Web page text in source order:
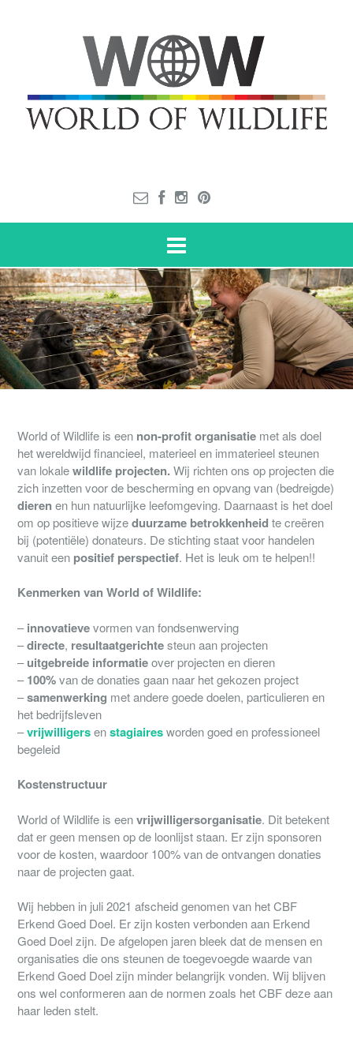
World of Wildlife is een non-profit organisatie met als doel
het wereldwijd financieel, materieel en immaterieel steunen
van lokalewildlife projecten.Wij richten ons op projecten die
zich inzetten voor de bescherming en opvang van (bedreigde)
dierenen hun natuurlijke leefomgeving. Daarnaast is het doel
om op positieve wijzeduurzame betrokkenheid te creëren
bij (potentiële) donateurs. De stichting staat voor handelen
vanuit een positief perspectief. Het is leuk om te helpen!!
Kenmerken van World of Wildlife:
–innovatievevormen van fondsenwerving
–directe, resultaatgerichtesteun aan projecten
–uitgebreide informatieover projecten en dieren
–100%van de donaties gaan naar het gekozen project
–samenwerking met andere goede doelen, particulieren en
het bedrijfsleven
–vrijwilligersenstagiairesworden goed en professioneel
begeleid
Kostenstructuur
World of Wildlife is eenvrijwilligersorganisatie. Dit betekent
dat er geen mensen op de loonlijst staan. Er zijn sponsoren
voor de kosten, waardoor 100% van de ontvangen donaties
naar de projecten gaat.
Wij hebben in juli 2021 afscheid genomen van het CBF
Erkend Goed Doel. Er zijn kosten verbonden aan Erkend
Goed Doel zijn. De afgelopen jaren bleek dat de mensen en
organisaties die ons steunen de toegevoegde waarde van
Erkend Goed Doel zijn minder belangrijk vonden. Wij blijven
ons wel conformeren aan de normen zoals het CBF deze aan
haar leden stelt.